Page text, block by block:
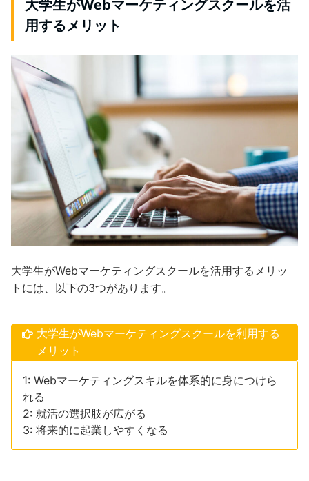
大学生がWebマーケティングスクールを活
用するメリット
大学生がWebマーケティングスクールを活用するメリッ
トには、以下の3つがあります。
大学生がWebマーケティングスクールを利用する
メリット
1: Webマーケティングスキルを体系的に身につけら
れる
2: 就活の選択肢が広がる
3: 将来的に起業しやすくなる